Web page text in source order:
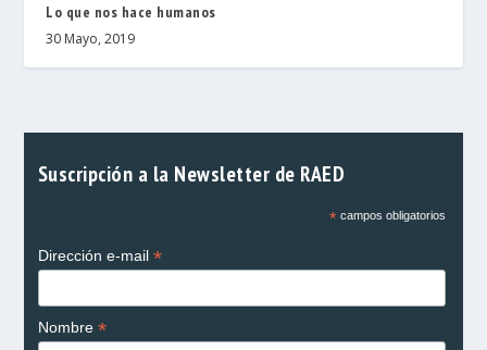
Lo que nos hace humanos
30 Mayo, 2019
Suscripción a la Newsletter de RAED
*campos obligatorios
Dirección e-mail *
Nombre *